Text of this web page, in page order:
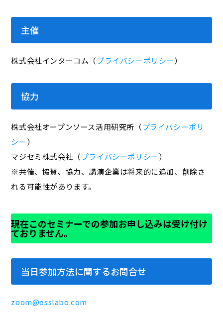
主催
株式会社インターコム（プライバシーポリシー）
協力
株式会社オープンソース活用研究所（プライバシーポリ
シー）
マジセミ株式会社（プライバシーポリシー）
※共催、協賛、協力、講演企業は将来的に追加、削除さ
れる可能性があります。
現在このセミナーでの参加お申し込みは受け付け
ておりません。
当日参加方法に関するお問合せ
zoom@osslabo.com